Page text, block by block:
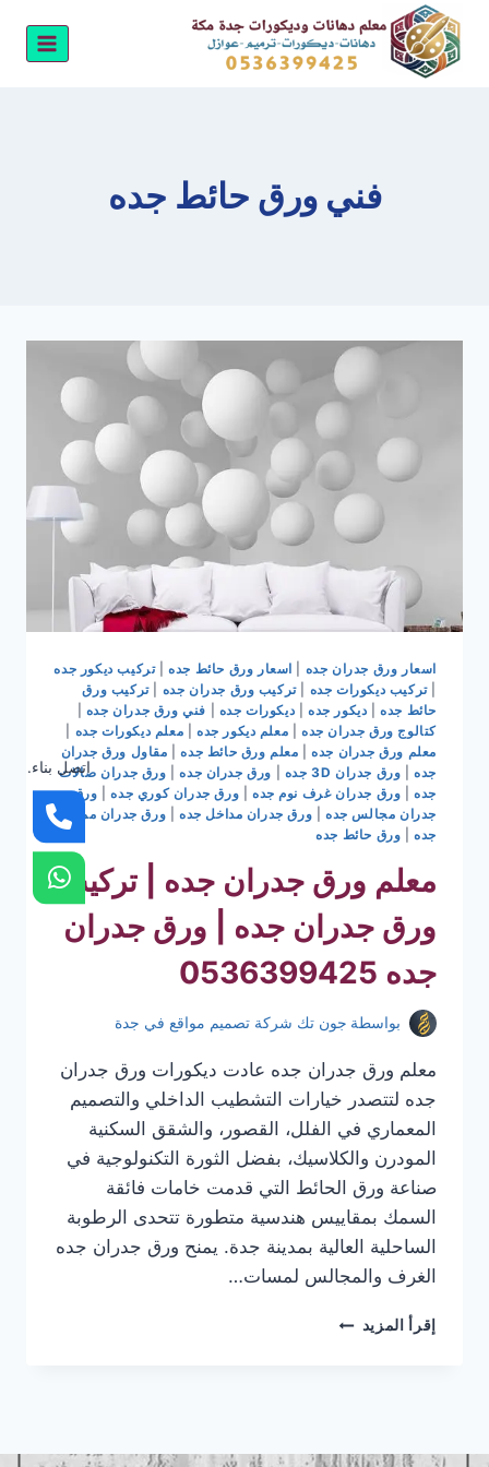
التجاوز
المحتوى
فني ورق حائط جده
اسعار ورق جدران جده اسعار ورق حائط جده|تركيب ديكور جده
|تركيب ديكورات جده |تركيب ورق جدران جده |تركيب ورق
حائط جده| ديكور جده| ديكورات جده فني ورق جدران جده
كتالوج ورق جدران جده| معلم ديكور جده معلم ديكورات جده
معلم ورق جدران جده| معلم ورق حائط جده| مقاول ورق جدران
جده| ورق جدران 3D جده ورق جدران جده| ورق جدران صالات
جده| ورق جدران غرف نوم جده ورق جدران كوري جده| ورق
جدران مجالس جده| ورق جدران مداخل جده
ورق جدران ممرات
جده| ورق حائط جده
معلم ورق جدران جده | تركيب
ورق جدران جده | ورق جدران
جده 0536399425
بواسطة جون تك شركة تصميم مواقع في جدة
معلم ورق جدران جده عادت ديكورات ورق جدران
جده لتتصدر خيارات التشطيب الداخلي والتصميم
المعماري في الفلل، القصور، والشقق السكنية
المودرن والكلاسيك، بفضل الثورة التكنولوجية في
صناعة ورق الحائط التي قدمت خامات فائقة
السمك بمقاييس هندسية متطورة تتحدى الرطوبة
الساحلية العالية بمدينة جدة. يمنح ورق جدران جده
الغرف والمجالس لمسات…
إقرأ المزيد معلم
ورق
اتصل بناء.